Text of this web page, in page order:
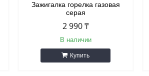
Зажигалка горелка газовая
серая
2 990 ₸
В наличии
Купить